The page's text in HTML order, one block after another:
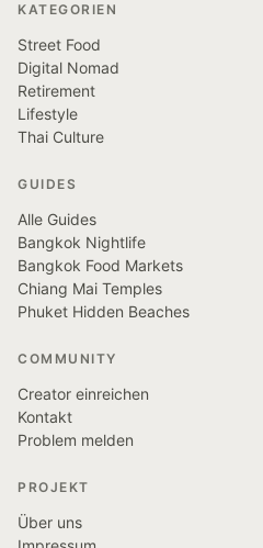
KATEGORIEN
Street Food
Digital Nomad
Retirement
Lifestyle
Thai Culture
GUIDES
Alle Guides
Bangkok Nightlife
Bangkok Food Markets
Chiang Mai Temples
Phuket Hidden Beaches
COMMUNITY
Creator einreichen
Kontakt
Problem melden
PROJEKT
Über uns